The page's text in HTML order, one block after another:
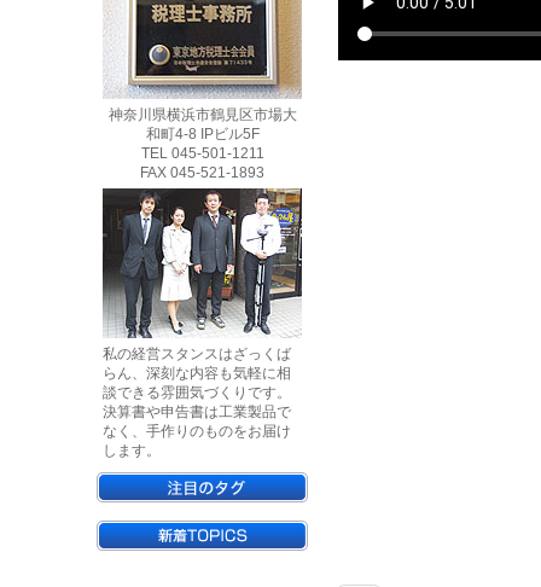
神奈川県横浜市鶴見区市場大
和町4-8 IPビル5F
TEL 045-501-1211
FAX 045-521-1893
私の経営スタンスはざっくば
らん、深刻な内容も気軽に相
談できる雰囲気づくりです。
決算書や申告書は工業製品で
なく、手作りのものをお届け
します。